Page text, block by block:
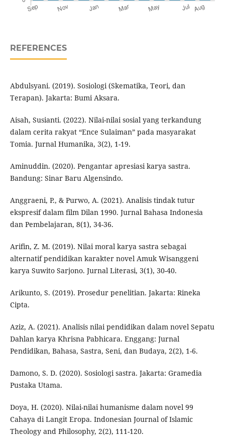
REFERENCES
Abdulsyani. (2019). Sosiologi (Skematika, Teori, dan
Terapan). Jakarta: Bumi Aksara.
Aisah, Susianti. (2022). Nilai-nilai sosial yang terkandung
dalam cerita rakyat “Ence Sulaiman” pada masyarakat
Tomia. Jurnal Humanika, 3(2), 1-19.
Aminuddin. (2020). Pengantar apresiasi karya sastra.
Bandung: Sinar Baru Algensindo.
Anggraeni, P., & Purwo, A. (2021). Analisis tindak tutur
ekspresif dalam film Dilan 1990. Jurnal Bahasa Indonesia
dan Pembelajaran, 8(1), 34-36.
Arifin, Z. M. (2019). Nilai moral karya sastra sebagai
alternatif pendidikan karakter novel Amuk Wisanggeni
karya Suwito Sarjono. Jurnal Literasi, 3(1), 30-40.
Arikunto, S. (2019). Prosedur penelitian. Jakarta: Rineka
Cipta.
Aziz, A. (2021). Analisis nilai pendidikan dalam novel Sepatu
Dahlan karya Khrisna Pabhicara. Enggang: Jurnal
Pendidikan, Bahasa, Sastra, Seni, dan Budaya, 2(2), 1-6.
Damono, S. D. (2020). Sosiologi sastra. Jakarta: Gramedia
Pustaka Utama.
Doya, H. (2020). Nilai-nilai humanisme dalam novel 99
Cahaya di Langit Eropa. Indonesian Journal of Islamic
Theology and Philosophy, 2(2), 111-120.